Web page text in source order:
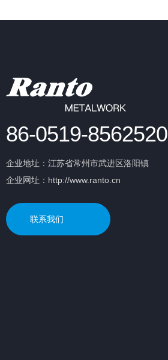
86-0519-8562520
企业地址：江苏省常州市武进区洛阳镇
企业网址：http://www.ranto.cn
联系我们